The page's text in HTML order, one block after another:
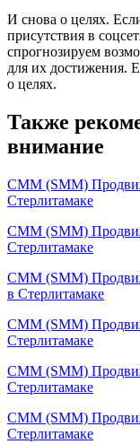
И снова о целях.
присутствия в
спрогнозируем
для их достижения.
о целях.
Также
внимание
СММ (SMM)
Стерлитамаке
СММ (SMM)
Стерлитамаке
СММ (SMM)
в Стерлитамаке
СММ (SMM)
Стерлитамаке
СММ (SMM)
Стерлитамаке
СММ (SMM)
Стерлитамаке